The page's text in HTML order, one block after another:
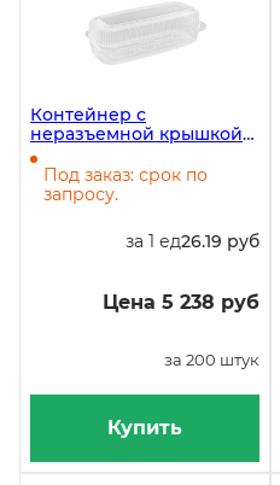
Контейнер с
неразъемной крышкой
РК-40М, 1700 мл,
270х134х83 мм, в
упаковке 200 штук
Под заказ: срок по
запросу.
за 1 ед26.19 руб
Цена 5 238 руб
за 200 штук
Купить